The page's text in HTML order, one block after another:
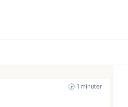
🕝 1 minuter